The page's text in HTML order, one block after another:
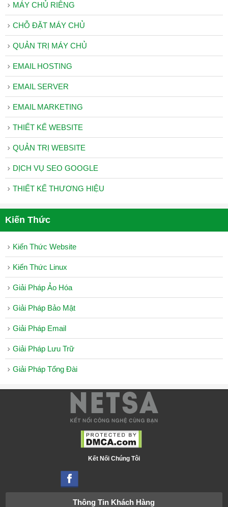
Web
Hosting
Bảng
Giá
Tên
Miền
Tên
Miền
EMAIL
Hosting
Email
Server
Marketing
License
License
DirectAdmin
MÁY CHỦ RIÊNG
CHỖ ĐẶT MÁY CHỦ
QUẢN TRỊ MÁY CHỦ
EMAIL HOSTING
EMAIL SERVER
EMAIL MARKETING
THIẾT KẾ WEBSITE
QUẢN TRỊ WEBSITE
DỊCH VỤ SEO GOOGLE
THIẾT KẾ THƯƠNG HIỆU
Kiến Thức
Kiến Thức Website
Kiến Thức Linux
Giải Pháp Ảo Hóa
Giải Pháp Bảo Mật
Giải Pháp Email
Giải Pháp Lưu Trữ
Giải Pháp Tổng Đài
Kết Nối Chúng Tôi
Thông Tin Khách Hàng